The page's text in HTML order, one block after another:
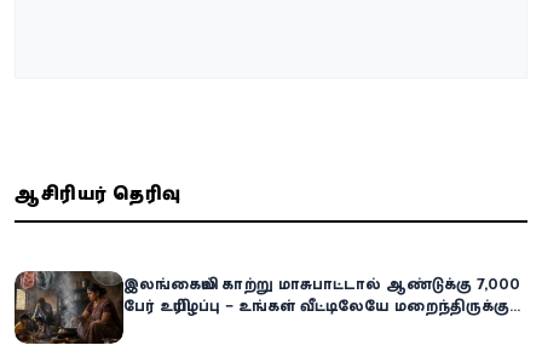
ஆசிரியர் தெரிவு
இலங்கையில் காற்று மாசுபாட்டால் ஆண்டுக்கு 7,000
பேர் உயிரிழப்பு – உங்கள் வீட்டிலேயே மறைந்திருக்கும்